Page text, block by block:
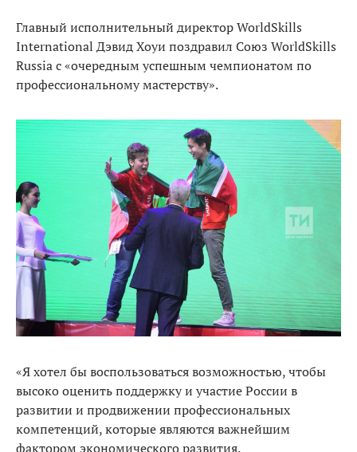
Главный исполнительный директор WorldSkills
International Дэвид Хоуи поздравил Союз WorldSkills
Russia с «очередным успешным чемпионатом по
профессиональному мастерству».
«Я хотел бы воспользоваться возможностью, чтобы
высоко оценить поддержку и участие России в
развитии и продвижении профессиональных
компетенций, которые являются важнейшим
фактором экономического развития.